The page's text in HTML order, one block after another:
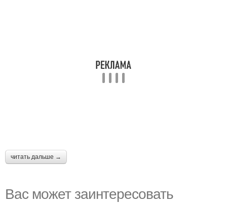
читать дальше →
Вас может заинтересовать